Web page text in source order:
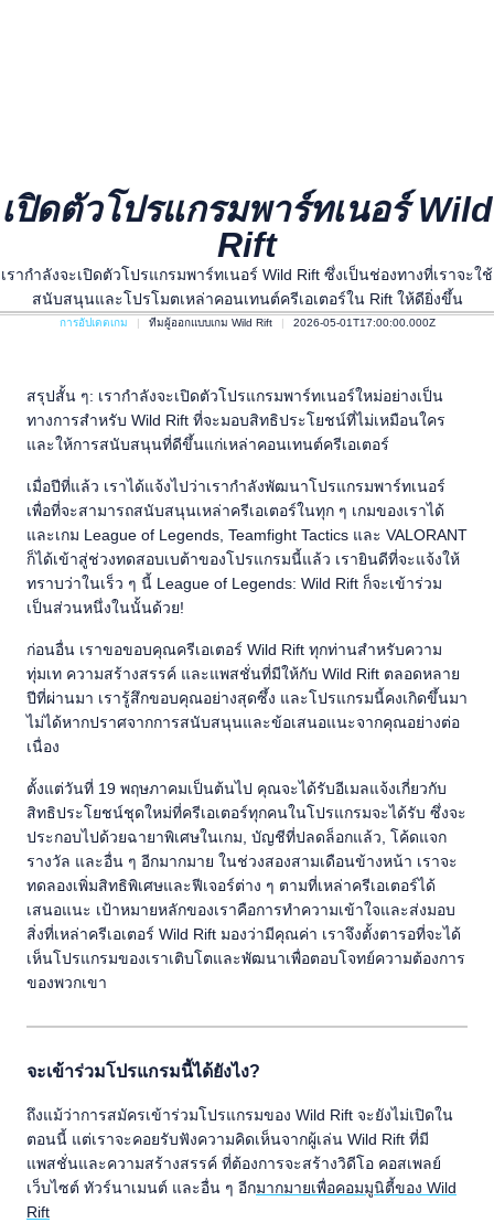
เปิดตัวโปรแกรมพาร์ทเนอร์ Wild
Rift
เรากำลังจะเปิดตัวโปรแกรมพาร์ทเนอร์ Wild Rift ซึ่งเป็นช่องทางที่เราจะใช้
สนับสนุนและโปรโมตเหล่าคอนเทนต์ครีเอเตอร์ใน Rift ให้ดียิ่งขึ้น
การอัปเดตเกม ทีมผู้ออกแบบเกม Wild Rift 2026-05-01T17:00:00.000Z
สรุปสั้น ๆ: เรากำลังจะเปิดตัวโปรแกรมพาร์ทเนอร์ใหม่อย่างเป็น
ทางการสำหรับ Wild Rift ที่จะมอบสิทธิประโยชน์ที่ไม่เหมือนใคร
และให้การสนับสนุนที่ดีขึ้นแก่เหล่าคอนเทนต์ครีเอเตอร์
เมื่อปีที่แล้ว เราได้แจ้งไปว่าเรากำลังพัฒนาโปรแกรมพาร์ทเนอร์
เพื่อที่จะสามารถสนับสนุนเหล่าครีเอเตอร์ในทุก ๆ เกมของเราได้
และเกม League of Legends, Teamfight Tactics และ VALORANT
ก็ได้เข้าสู่ช่วงทดสอบเบต้าของโปรแกรมนี้แล้ว เรายินดีที่จะแจ้งให้
ทราบว่าในเร็ว ๆ นี้ League of Legends: Wild Rift ก็จะเข้าร่วม
เป็นส่วนหนึ่งในนั้นด้วย!
ก่อนอื่น เราขอขอบคุณครีเอเตอร์ Wild Rift ทุกท่านสำหรับความ
ทุ่มเท ความสร้างสรรค์ และแพสชั่นที่มีให้กับ Wild Rift ตลอดหลาย
ปีที่ผ่านมา เรารู้สึกขอบคุณอย่างสุดซึ้ง และโปรแกรมนี้คงเกิดขึ้นมา
ไม่ได้หากปราศจากการสนับสนุนและข้อเสนอแนะจากคุณอย่างต่อ
เนื่อง
ตั้งแต่วันที่ 19 พฤษภาคมเป็นต้นไป คุณจะได้รับอีเมลแจ้งเกี่ยวกับ
สิทธิประโยชน์ชุดใหม่ที่ครีเอเตอร์ทุกคนในโปรแกรมจะได้รับ ซึ่งจะ
ประกอบไปด้วยฉายาพิเศษในเกม, บัญชีที่ปลดล็อกแล้ว, โค้ดแจก
รางวัล และอื่น ๆ อีกมากมาย ในช่วงสองสามเดือนข้างหน้า เราจะ
ทดลองเพิ่มสิทธิพิเศษและฟีเจอร์ต่าง ๆ ตามที่เหล่าครีเอเตอร์ได้
เสนอแนะ เป้าหมายหลักของเราคือการทำความเข้าใจและส่งมอบ
สิ่งที่เหล่าครีเอเตอร์ Wild Rift มองว่ามีคุณค่า เราจึงตั้งตารอที่จะได้
เห็นโปรแกรมของเราเติบโตและพัฒนาเพื่อตอบโจทย์ความต้องการ
ของพวกเขา
จะเข้าร่วมโปรแกรมนี้ได้ยังไง?
ถึงแม้ว่าการสมัครเข้าร่วมโปรแกรมของ Wild Rift จะยังไม่เปิดใน
ตอนนี้ แต่เราจะคอยรับฟังความคิดเห็นจากผู้เล่น Wild Rift ที่มี
แพสชั่นและความสร้างสรรค์ ที่ต้องการจะสร้างวิดีโอ คอสเพลย์
เว็บไซต์ ทัวร์นาเมนต์ และอื่น ๆ อีกมากมายเพื่อคอมมูนิตี้ของ Wild
Rift